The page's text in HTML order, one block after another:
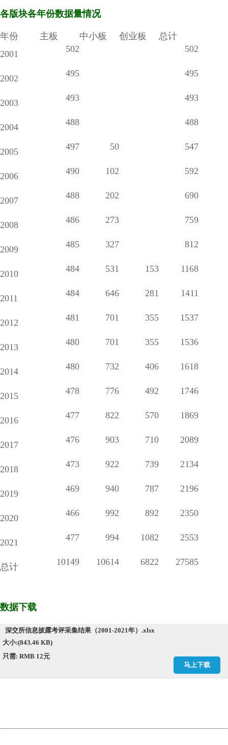
各版块各年份数据量情况
年份 主板 中小板 创业板
总计
2001
502 502
2002 495 495
2003 493 493
2004 488 488
2005 497 50 547
2006 490 102 592
2007 488 202 690
2008 486 273 759
2009 485 327 812
2010 484 531 153 1168
2011 484 646 281 1411
2012 481 701 355 1537
2013 480 701 355 1536
2014 480 732 406 1618
2015 478 776 492 1746
2016 477 822 570 1869
2017 476 903 710 2089
2018 473 922 739 2134
2019 469 940 787 2196
2020 466 992 892 2350
2021 477 994 1082 2553
总计 10149 10614 6822 27585
数据下载
深交所信息披露考评采集结果（2001-2021年）.xlsx
大小:(843.46 KB)
只需: RMB 12元
马上下载